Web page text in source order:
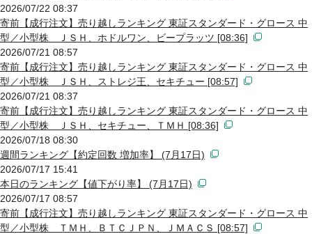
2026/07/22 08:37
寄前【成行注文】売り越しランキング 東証スタンダード・グロース 中
型／小型株 ＪＳＨ、ホドルワン、ビープラッツ [08:36]
2026/07/21 08:57
寄前【成行注文】売り越しランキング 東証スタンダード・グロース 中
型／小型株 ＪＳＨ、ストレジ王、セキチュー [08:57]
2026/07/21 08:37
寄前【成行注文】売り越しランキング 東証スタンダード・グロース 中
型／小型株 ＪＳＨ、セキチュー、ＴＭＨ [08:36]
2026/07/18 08:30
週間ランキング【約定回数 増加率】 (7月17日)
2026/07/17 15:41
本日のランキング【値下がり率】 (7月17日)
2026/07/17 08:57
寄前【成行注文】売り越しランキング 東証スタンダード・グロース 中
型／小型株 ＴＭＨ、ＢＴＣＪＰＮ、ＪＭＡＣＳ [08:57]